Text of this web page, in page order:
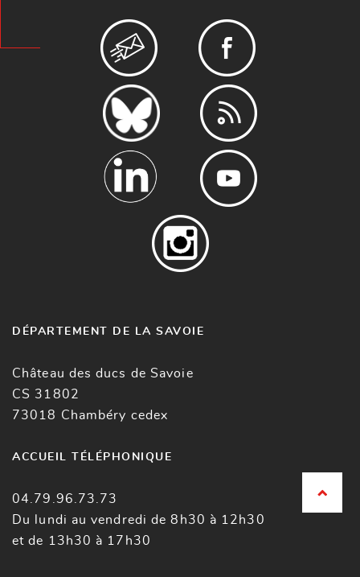
DÉPARTEMENT DE LA SAVOIE
Château des ducs de Savoie
CS 31802
73018 Chambéry cedex
ACCUEIL TÉLÉPHONIQUE
04.79.96.73.73
Du lundi au vendredi de 8h30 à 12h30
et de 13h30 à 17h30